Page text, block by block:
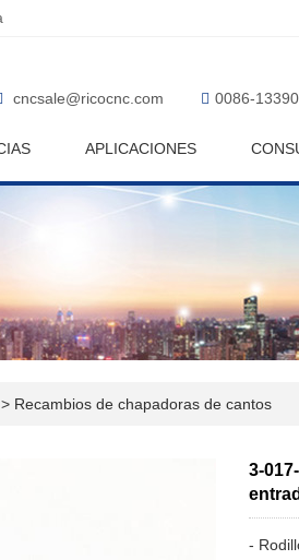
cncsale@ricocnc.com 0086-
APLICACIONES
> Recambios de chapadoras de cantos
3-
-